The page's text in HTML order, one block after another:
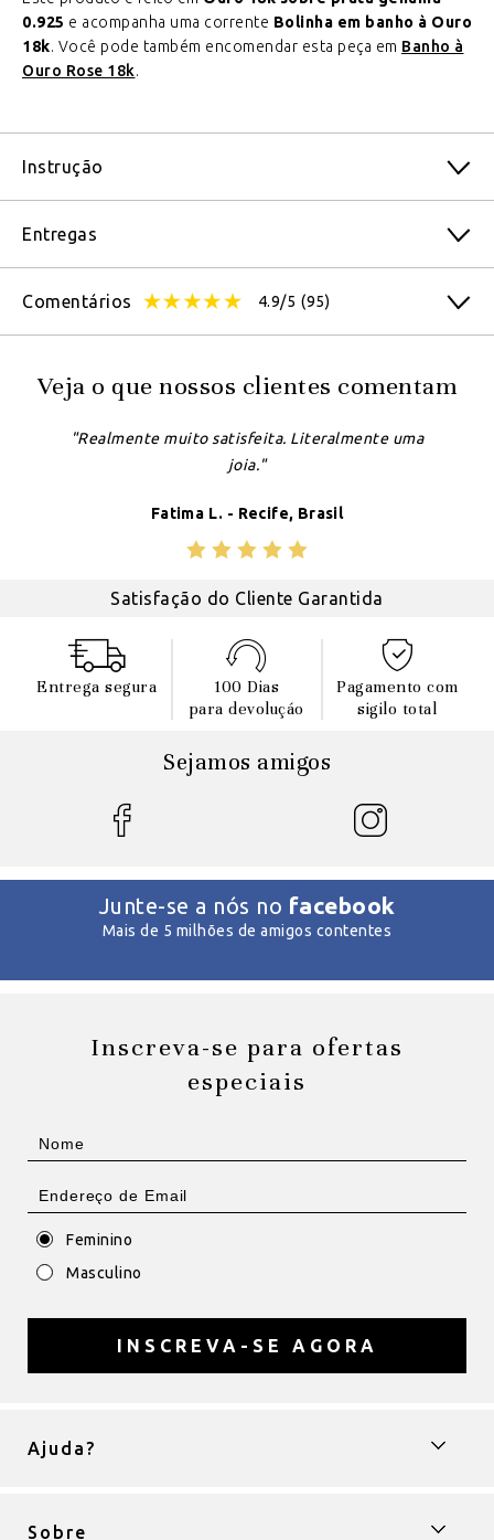
0.925 e acompanha uma corrente Bolinha em banho à Ouro
18k. Você pode também encomendar esta peça em Banho à
Ouro Rose 18k.
Instrução
Entregas
Comentários 4.9/5 (95)
Veja o que nossos clientes comentam
"Realmente muito satisfeita. Literalmente uma
joia."
Fatima L. - Recife, Brasil
Satisfação do Cliente Garantida
Entrega segura
100 Dias
para devoluçáo
Pagamento com
sigilo total
Sejamos amigos
Junte-se a nós no facebook
Mais de 5 milhões de amigos contentes
Inscreva-se para ofertas
especiais
Feminino
Masculino
INSCREVA-SE AGORA
Ajuda?
Sobre